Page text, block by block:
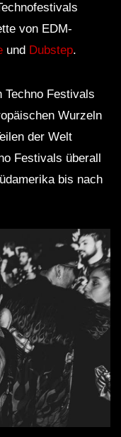
von EDM-
und Dubstep.
Techno Festivals
Wurzeln
der Welt
Festivals überall
bis nach